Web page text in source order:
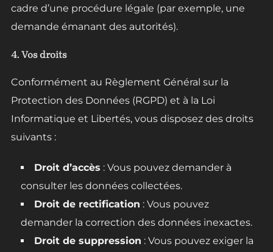
cadre d’une procédure légale (par exemple, une
demande émanant des autorités).
4. Vos droits
Conformément au Règlement Général sur la
Protection des Données (RGPD) et à la Loi
Informatique et Libertés, vous disposez des droits
suivants :
Droit d’accès : Vous pouvez demander à
consulter les données collectées.
Droit de rectification : Vous pouvez
demander la correction des données inexactes.
Droit de suppression : Vous pouvez exiger la